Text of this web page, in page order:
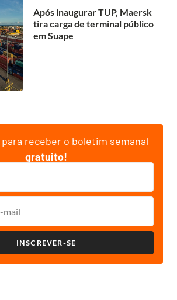
Após inaugurar TUP, Maersk
tira carga de terminal público
em Suape
para receber o boletim semanal
gratuito!
INSCREVER-SE